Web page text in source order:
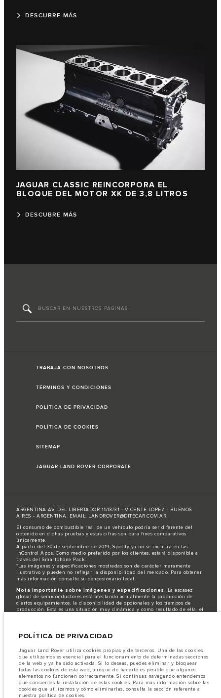
DESCUBRE MÁS
JAGUAR CLASSIC REINCORPORA EL
BLOQUE DEL MOTOR XK DE 3,8 LITROS
DESCUBRE MÁS
TRABAJA CON NOSOTROS
TÉRMINOS Y CONDICIONES
POLÍTICA DE PRIVACIDAD
POLÍTICA DE COOKIES
SITEMAP
JAGUAR LAND ROVER CORPORATE
ARGENTINA AV. DEL LIBERTADOR 1513/31 - VICENTE LÓPEZ - BUENOS
AIRES - ARGENTINA. EMAIL: LANDROVER@DITECAR.COM.AR
El consumo de combustible real de un vehículo podría ser diferente del
obtenido en dichas pruebas y estas cifras son para fines comparativos
únicamente.
A partir del 30 de septiembre de 2019, Spotify ya no se incluirá en las
InControl Apps. Como medio preferido por los clientes, estará disponible a
través del Smartphone Pack.
*Las imágenes y especificaciones mostradas son de carácter meramente
ilustrativo y pueden no reflejar la disponibilidad del mercado. Para obtener
más información consulte su concesionario local.
Nota importante sobre imágenes y especificaciones. La escasez
global de semiconductores está afectando actualmente la producción de
ciertos equipamientos, la disponibilidad de opcionales y los tiempos de
producción. Esta es una situación muy dinámica y como resultado de ella, el
distribuidor de su preferencia, quien podrá dar a conocer las restricciones
únicamente en las especificaciones e imágenes mostradas en este sitio web.
Jaguar Land Rover Limited busca constantemente nuevas formas de mejorar
las especificaciones, el diseño y la producción de sus vehículos, piezas y
accesorios, por lo que se producen modificaciones de forma continua y sin
previo aviso. Según el modelo, algunas funciones serán opcionales o
vendrán incluidas de serie. La información, las especificaciones, los motores
y los colores que aparecen en esta página web se basan en las
POLÍTICA DE PRIVACIDAD
Jaguar Land Rover utiliza cookies propias y de terceros. Una de las cookies
que utilizamos es esencial para el funcionamiento de determinadas secciones
de la web y ya ha sido activada. Si lo deseas, puedes eliminar y bloquear
todas las cookies de esta web, aunque de hacerlo es posible que algunos
elementos no funcionen correctamente. Si continuas navegando entendemos
que consientes la instalación de estas cookies. Para más información sobre las
cookies que utilizamos y cómo eliminarlas, consulta la sección referente a
nuestra política de cookies.